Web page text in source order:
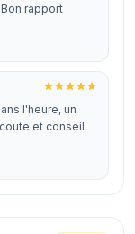
rapport
l'heure, un
et conseil